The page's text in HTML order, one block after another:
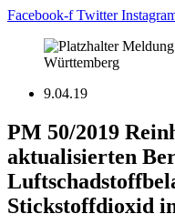
Facebook-f Twitter
9.04.19
PM 50/2019
aktualisierten
Stickstoffdioxid